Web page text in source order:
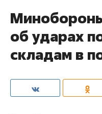
об ударах
складам в